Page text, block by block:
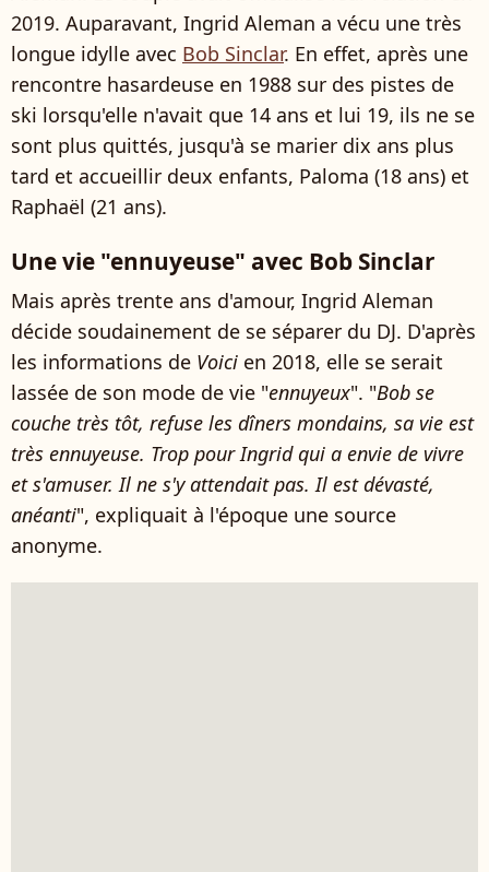
2019. Auparavant, Ingrid Aleman a vécu une très
longue idylle avec Bob Sinclar. En effet, après une
rencontre hasardeuse en 1988 sur des pistes de
ski lorsqu'elle n'avait que 14 ans et lui 19, ils ne se
sont plus quittés, jusqu'à se marier dix ans plus
tard et accueillir deux enfants, Paloma (18 ans) et
Raphaël (21 ans).
Une vie "ennuyeuse" avec Bob Sinclar
Mais après trente ans d'amour, Ingrid Aleman
décide soudainement de se séparer du DJ. D'après
les informations de Voici en 2018, elle se serait
lassée de son mode de vie "ennuyeux". "Bob se
couche très tôt, refuse les dîners mondains, sa vie est
très ennuyeuse. Trop pour Ingrid qui a envie de vivre
et s'amuser. Il ne s'y attendait pas. Il est dévasté,
anéanti", expliquait à l'époque une source
anonyme.